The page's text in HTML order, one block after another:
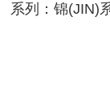
系列：锦(JIN)